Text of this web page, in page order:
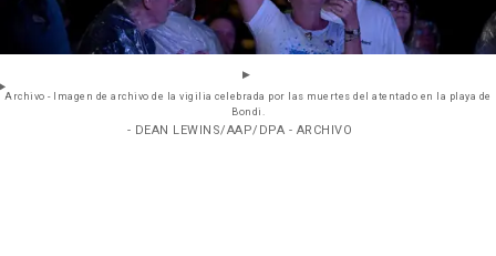
Archivo - Imagen de archivo de la vigilia celebrada por las muertes del atentado en la playa de
Bondi.
- DEAN LEWINS/AAP/DPA - ARCHIVO